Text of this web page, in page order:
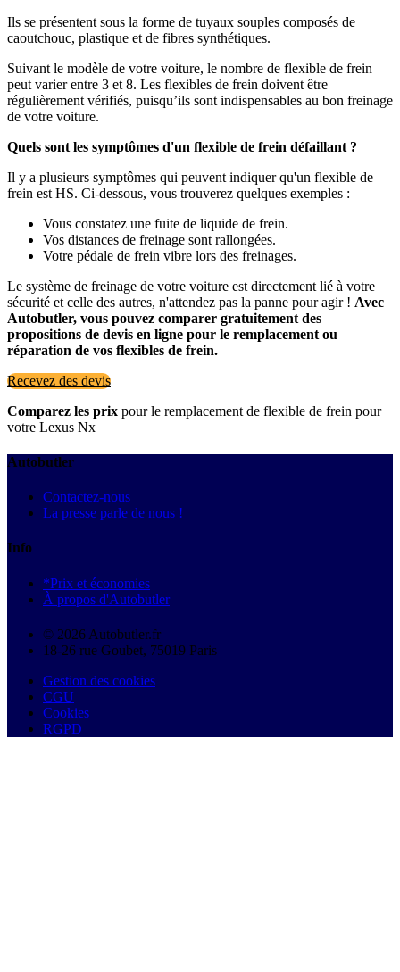
Ils se présentent sous la forme de tuyaux souples composés de
caoutchouc, plastique et de fibres synthétiques.
Suivant le modèle de votre voiture, le nombre de flexible de frein
peut varier entre 3 et 8. Les flexibles de frein doivent être
régulièrement vérifiés, puisqu’ils sont indispensables au bon freinage
de votre voiture.
Quels sont les symptômes d'un flexible de frein défaillant ?
Il y a plusieurs symptômes qui peuvent indiquer qu'un flexible de
frein est HS. Ci-dessous, vous trouverez quelques exemples :
Vous constatez une fuite de liquide de frein.
Vos distances de freinage sont rallongées.
Votre pédale de frein vibre lors des freinages.
Le système de freinage de votre voiture est directement lié à votre
sécurité et celle des autres, n'attendez pas la panne pour agir ! Avec
Autobutler, vous pouvez comparer gratuitement des
propositions de devis en ligne pour le remplacement ou
réparation de vos flexibles de frein.
Recevez des devis
Comparez les prix pour le remplacement de flexible de frein pour
votre Lexus Nx
Autobutler
Contactez-nous
La presse parle de nous !
Info
*Prix et économies
À propos d'Autobutler
© 2026 Autobutler.fr
18-26 rue Goubet, 75019 Paris
Gestion des cookies
CGU
Cookies
RGPD